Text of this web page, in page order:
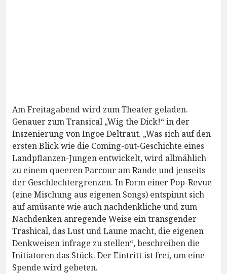
Am Freitagabend wird zum Theater geladen.
Genauer zum Transical „Wig the Dick!“ in der
Inszenierung von Ingoe Deltraut. „Was sich auf den
ersten Blick wie die Coming-out-Geschichte eines
Landpflanzen-Jungen entwickelt, wird allmählich
zu einem queeren Parcour am Rande und jenseits
der Geschlechtergrenzen. In Form einer Pop-Revue
(eine Mischung aus eigenen Songs) entspinnt sich
auf amüsante wie auch nachdenkliche und zum
Nachdenken anregende Weise ein transgender
Trashical, das Lust und Laune macht, die eigenen
Denkweisen infrage zu stellen“, beschreiben die
Initiatoren das Stück. Der Eintritt ist frei, um eine
Spende wird gebeten.